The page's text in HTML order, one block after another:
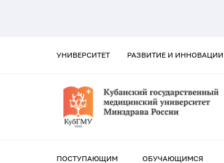
УНИВЕРСИТЕТ РАЗВИТИЕ И ИННОВАЦИИ
ПОСТУПАЮЩИМ ОБУЧАЮЩИМСЯ